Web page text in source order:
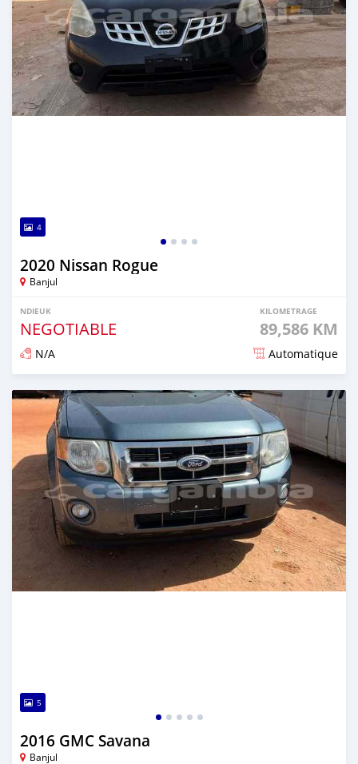
4
2020 Nissan Rogue
Banjul
NDIEUK
NEGOTIABLE
KILOMETRAGE
89,586 KM
N/A Automatique
Dougal na niou ko depuis over 1 years
5
2016 GMC Savana
Banjul